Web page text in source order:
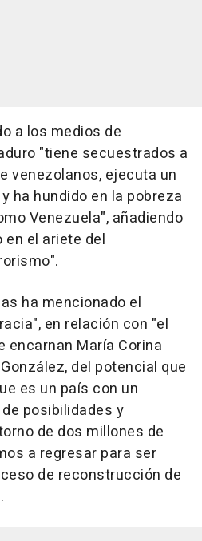
a los medios de
"tiene secuestrados a
venezolanos, ejecuta un
ha hundido en la pobreza
Venezuela", añadiendo
en el ariete del
ha mencionado el
en relación con "el
encarnan María Corina
del potencial que
es un país con un
posibilidades y
de dos millones de
a regresar para ser
de reconstrucción de